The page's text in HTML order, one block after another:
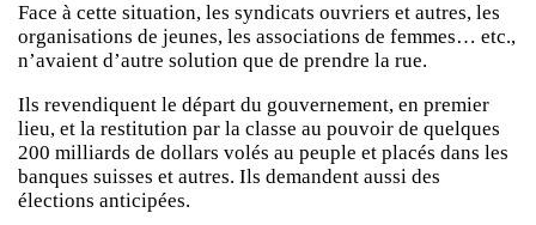
Face à cette situation, les syndicats ouvriers et autres, les
organisations de jeunes, les associations de femmes… etc.,
n’avaient d’autre solution que de prendre la rue.
Ils revendiquent le départ du gouvernement, en premier
lieu, et la restitution par la classe au pouvoir de quelques
200 milliards de dollars volés au peuple et placés dans les
banques suisses et autres. Ils demandent aussi des
élections anticipées.